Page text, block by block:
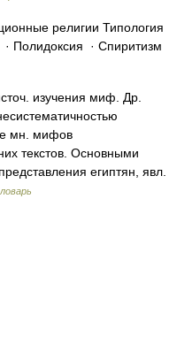
религии Типология
Полидоксия · Спиритизм
изучения миф. Др.
мн. мифов
текстов. Основными
египтян, явл.